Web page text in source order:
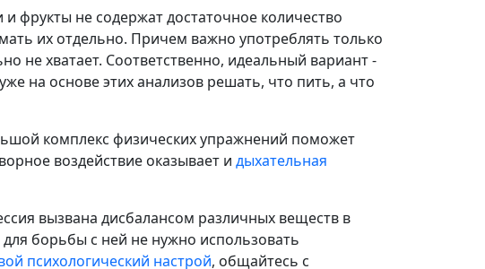
фрукты не содержат достаточное количество
их отдельно. Причем важно употреблять только
не хватает. Соответственно, идеальный вариант -
на основе этих анализов решать, что пить, а что
комплекс физических упражнений поможет
воздействие оказывает и дыхательная
вызвана дисбалансом различных веществ в
борьбы с ней не нужно использовать
психологический настрой, общайтесь с